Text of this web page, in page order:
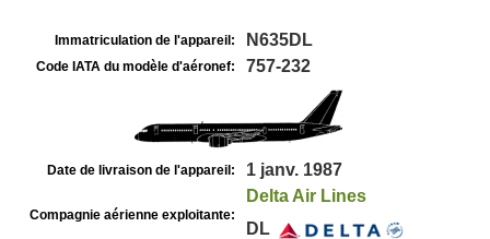
Immatriculation de l'appareil: N635DL
Code IATA du modèle d'aéronef: 757-232
Date de livraison de l'appareil: 1 janv. 1987
Compagnie aérienne exploitante:
Delta Air Lines
DL